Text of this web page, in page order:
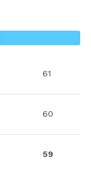
61
60
59